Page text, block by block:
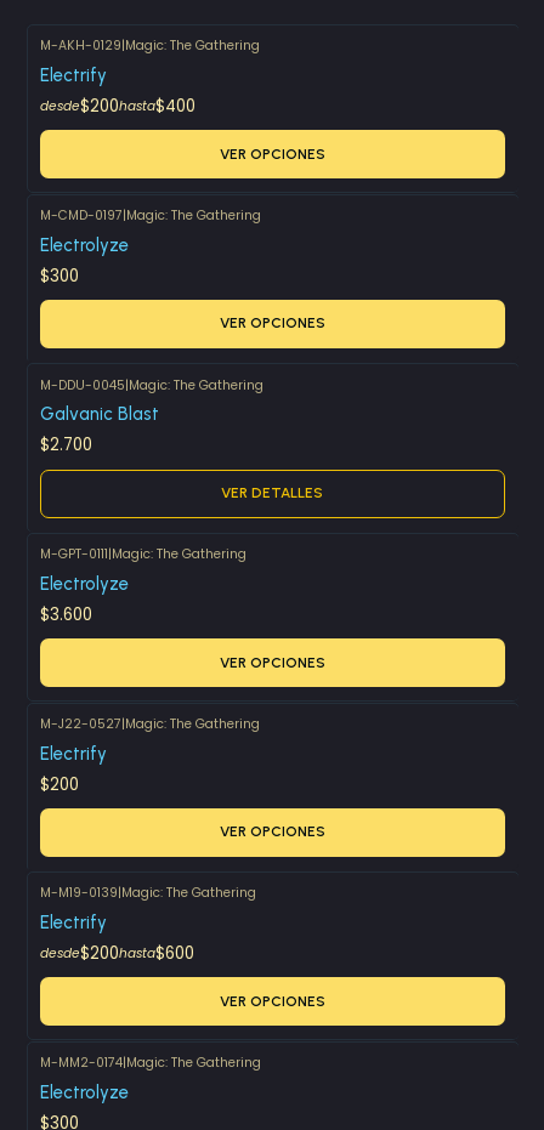
M-AKH-0129|Magic: The Gathering
Electrify
desde$200hasta$400
VER OPCIONES
M-CMD-0197|Magic: The Gathering
Electrolyze
$300
VER OPCIONES
Agotado
M-DDU-0045|Magic: The Gathering
Galvanic Blast
$2.700
VER DETALLES
M-GPT-0111|Magic: The Gathering
Electrolyze
$3.600
VER OPCIONES
M-J22-0527|Magic: The Gathering
Electrify
$200
VER OPCIONES
M-M19-0139|Magic: The Gathering
Electrify
desde$200hasta$600
VER OPCIONES
M-MM2-0174|Magic: The Gathering
Electrolyze
$300